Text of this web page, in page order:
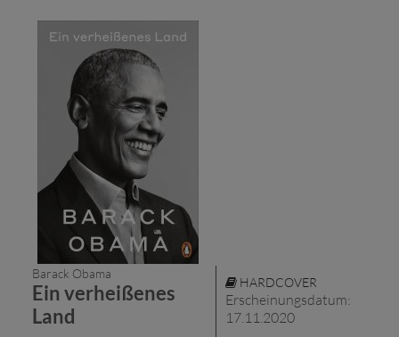
Barack Obama
Ein verheißenes
Land
HARDCOVER
Erscheinungsdatum:
17.11.2020